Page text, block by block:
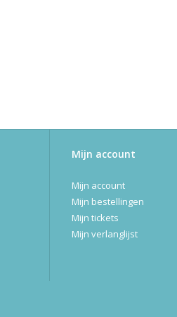
Mijn account
Mijn account
Mijn bestellingen
Mijn tickets
Mijn verlanglijst